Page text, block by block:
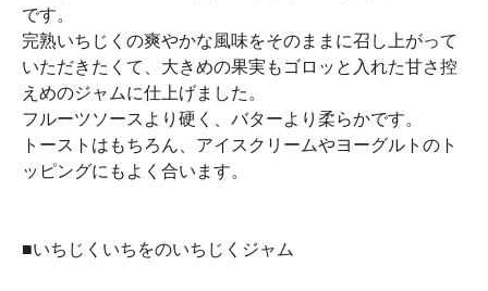
です。
完熟いちじくの爽やかな風味をそのままに召し上がって
いただきたくて、大きめの果実もゴロッと入れた甘さ控
えめのジャムに仕上げました。
フルーツソースより硬く、バターより柔らかです。
トーストはもちろん、アイスクリームやヨーグルトのト
ッピングにもよく合います。
■いちじくいちをのいちじくジャム